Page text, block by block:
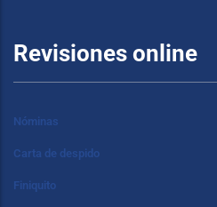
Revisiones online
Nóminas
Carta de despido
Finiquito